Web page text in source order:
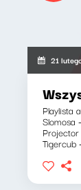
21
Playlista
Slomosa
Tigercub